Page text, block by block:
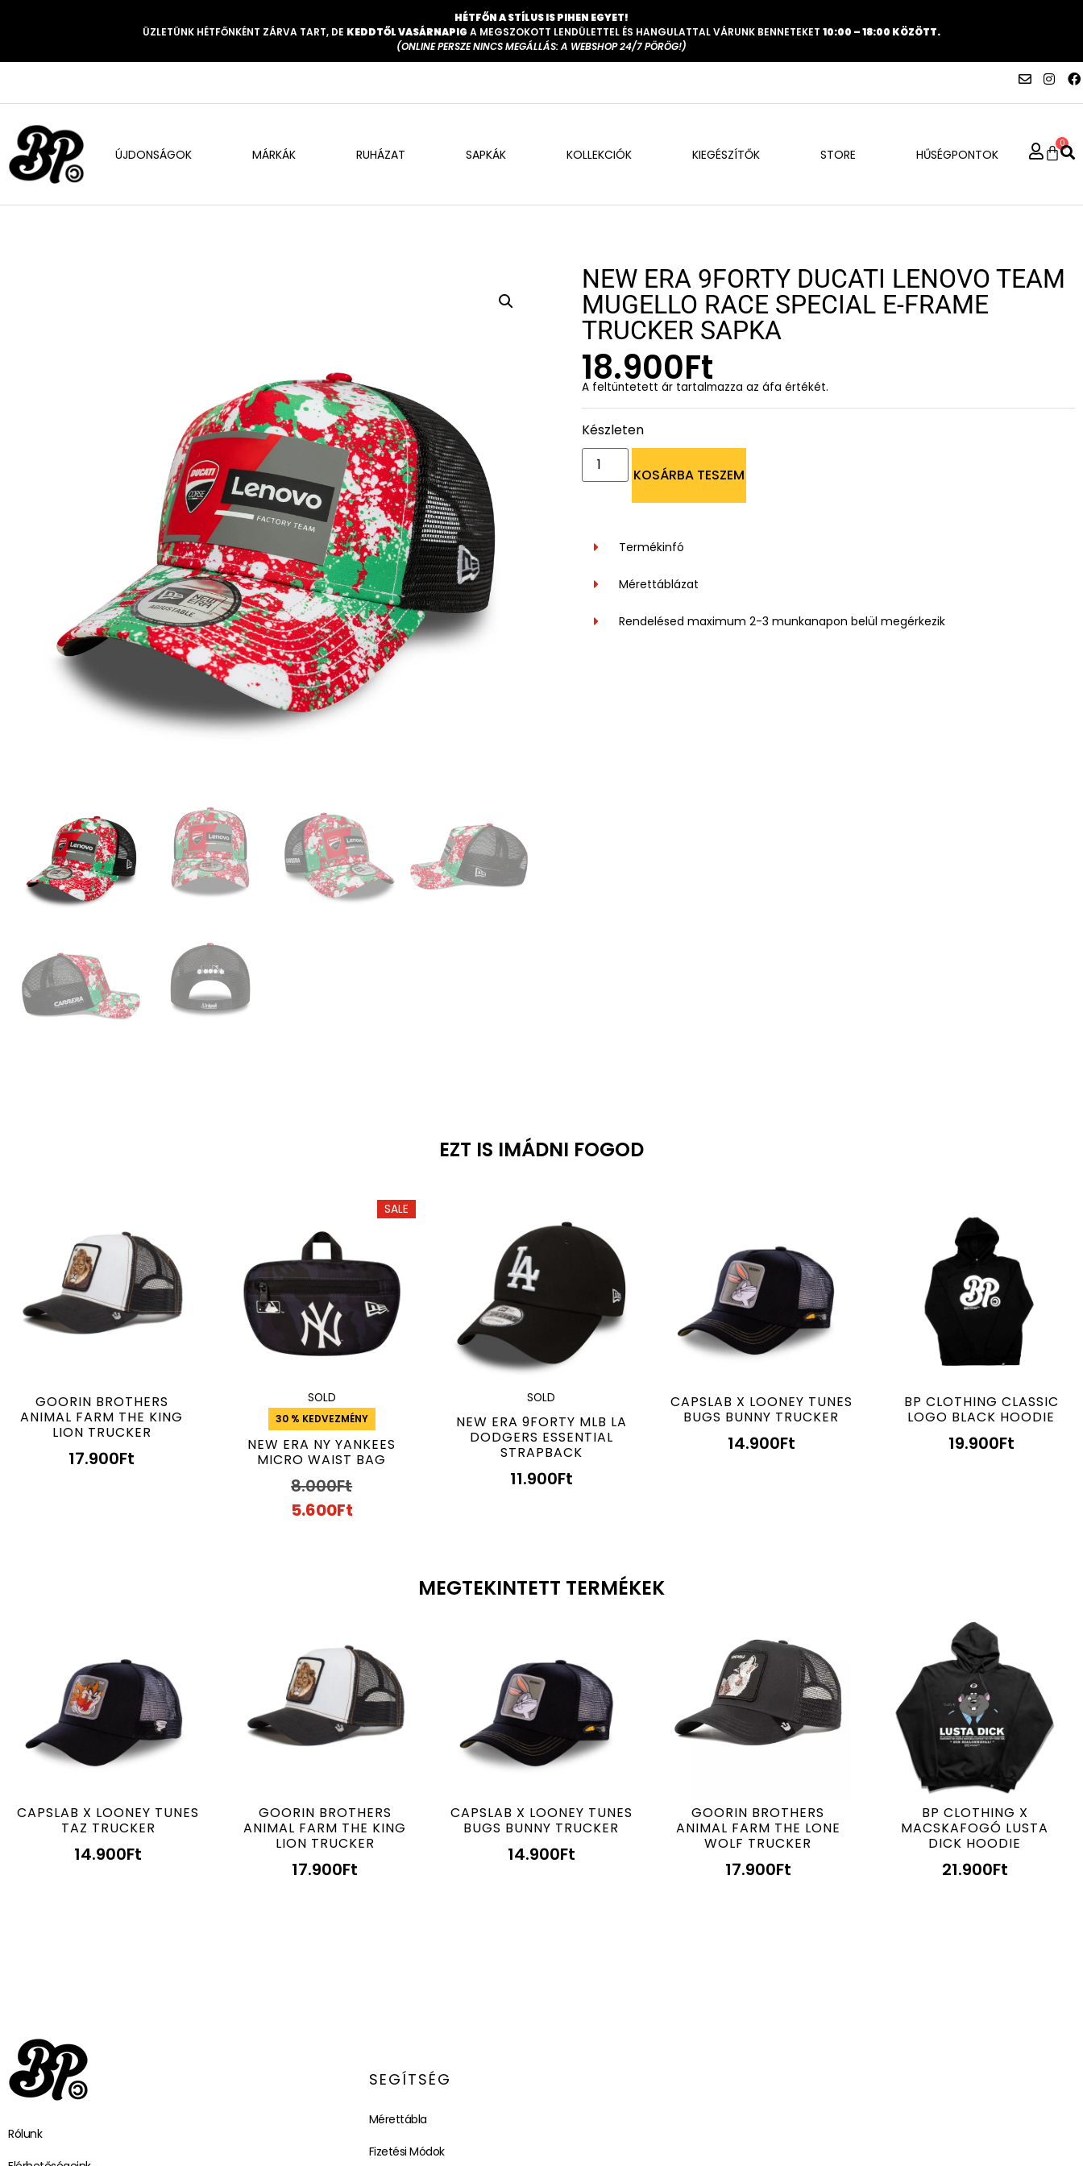
HÉTFŐN A STÍLUS IS PIHEN EGYET!
ÜZLETÜNK HÉTFŐNKÉNT ZÁRVA TART, DE KEDDTŐL VASÁRNAPIG A MEGSZOKOTT LENDÜLETTEL ÉS HANGULATTAL VÁRUNK BENNETEKET 10:00 – 18:00 KÖZÖTT.
(ONLINE PERSZE NINCS MEGÁLLÁS: A WEBSHOP 24/7 PÖRÖG!)
ÚJDONSÁGOK MÁRKÁK RUHÁZAT SAPKÁK KOLLEKCIÓK KIEGÉSZÍTŐK STORE HŰSÉGPONTOK
0
NEW ERA 9FORTY DUCATI LENOVO TEAM
MUGELLO RACE SPECIAL E-FRAME
TRUCKER SAPKA
18.900Ft
A feltüntetett ár tartalmazza az áfa értékét.
Készleten
KOSÁRBA TESZEM
Termékinfó
Mérettáblázat
Rendelésed maximum 2-3 munkanapon belül megérkezik
EZT IS IMÁDNI FOGOD
GOORIN BROTHERS
ANIMAL FARM THE KING
LION TRUCKER
17.900Ft
SALE
SOLD
30 % KEDVEZMÉNY
NEW ERA NY YANKEES
MICRO WAIST BAG
8.000Ft
5.600Ft
SOLD
NEW ERA 9FORTY MLB LA
DODGERS ESSENTIAL
STRAPBACK
11.900Ft
CAPSLAB X LOONEY TUNES
BUGS BUNNY TRUCKER
14.900Ft
BP CLOTHING CLASSIC
LOGO BLACK HOODIE
19.900Ft
MEGTEKINTETT TERMÉKEK
CAPSLAB X LOONEY TUNES
TAZ TRUCKER
14.900Ft
GOORIN BROTHERS
ANIMAL FARM THE KING
LION TRUCKER
17.900Ft
CAPSLAB X LOONEY TUNES
BUGS BUNNY TRUCKER
14.900Ft
GOORIN BROTHERS
ANIMAL FARM THE LONE
WOLF TRUCKER
17.900Ft
BP CLOTHING X
MACSKAFOGÓ LUSTA
DICK HOODIE
21.900Ft
Rólunk
SEGÍTSÉG
Mérettábla
Fizetési Módok